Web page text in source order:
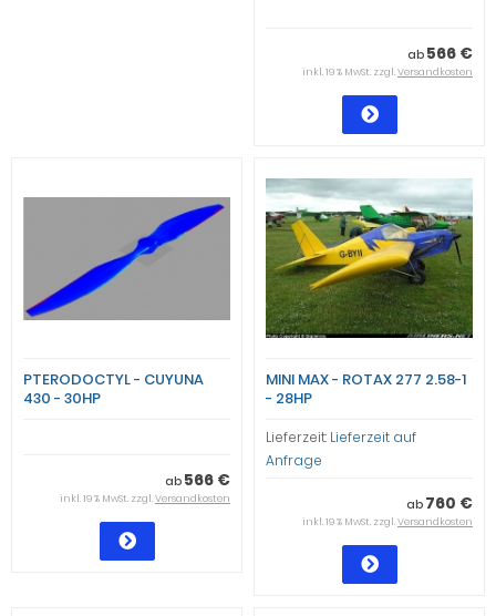
ab 566 €
inkl. 19 % MwSt. zzgl.Versandkosten
PTERODOCTYL - CUYUNA
430 - 30HP
ab 566 €
inkl. 19 % MwSt. zzgl.Versandkosten
MINI MAX - ROTAX 277 2.58-1
- 28HP
Lieferzeit: Lieferzeit auf
Anfrage
ab 760 €
inkl. 19 % MwSt. zzgl.Versandkosten